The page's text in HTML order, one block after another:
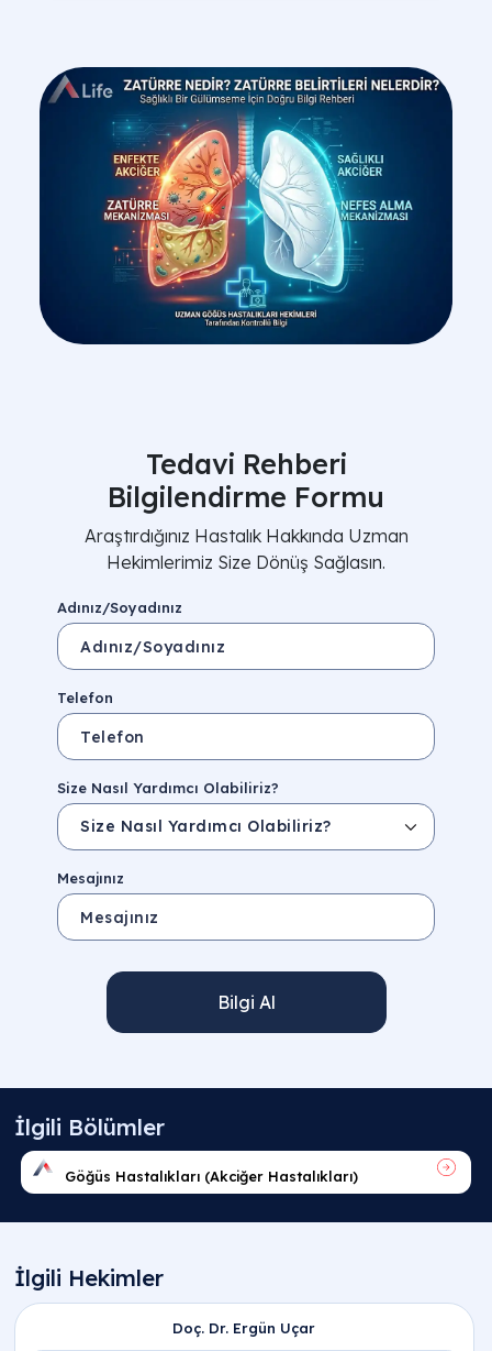
Tedavi Rehberi
Bilgilendirme Formu
Araştırdığınız Hastalık Hakkında Uzman
Hekimlerimiz Size Dönüş Sağlasın.
Adınız/Soyadınız
Telefon
Size Nasıl Yardımcı Olabiliriz?
Mesajınız
Bilgi Al